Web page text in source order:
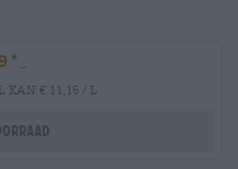
KAN € 11,15 / L